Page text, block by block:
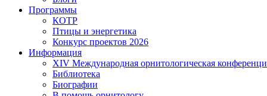
Программы
КОТР
Птицы и энергетика
Конкурс проектов 2026
Информация
XIV Международная орнитологическая
Библиотека
Биографии